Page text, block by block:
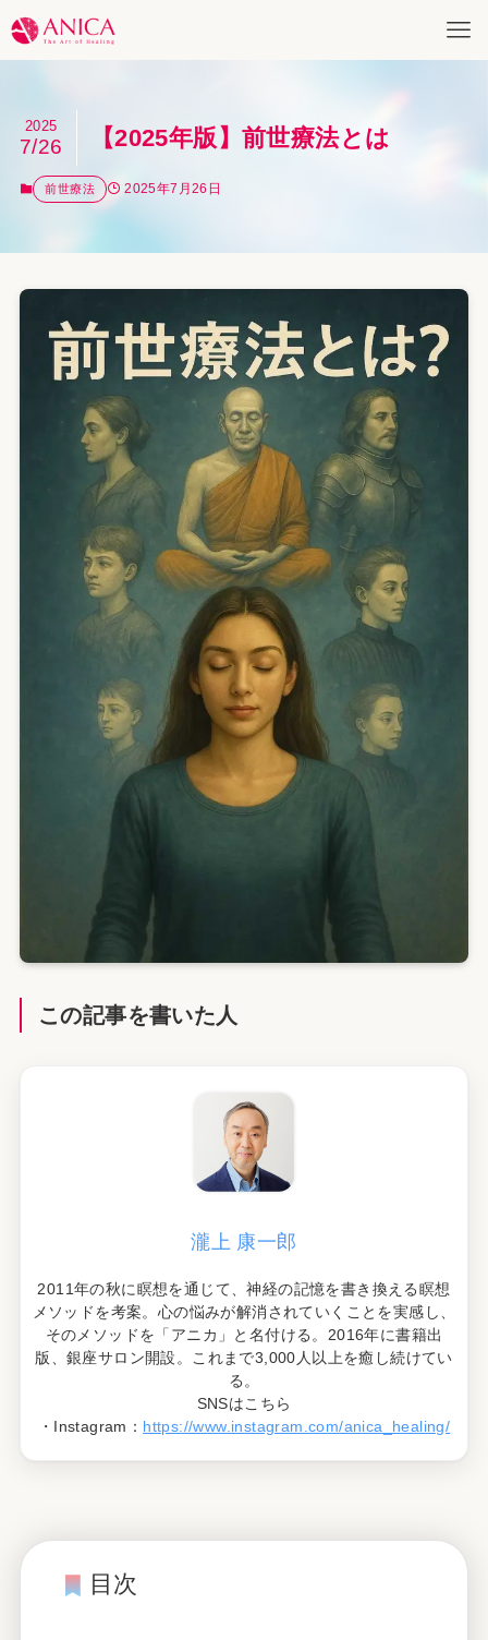
【2025年版】前世療法とは
2025
7/26
前世療法 2025年7月26日
この記事を書いた人
瀧上 康一郎
2011年の秋に瞑想を通じて、神経の記憶を書き換える瞑想
メソッドを考案。心の悩みが解消されていくことを実感し、
そのメソッドを「アニカ」と名付ける。2016年に書籍出
版、銀座サロン開設。これまで3,000人以上を癒し続けてい
る。
SNSはこちら
・Instagram： https://www.instagram.com/anica_healing/
目次